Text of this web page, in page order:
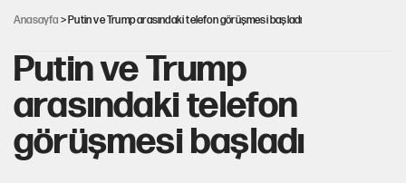
Anasayfa > Putin ve Trump arasındaki telefon görüşmesi başladı
Putin ve Trump
arasındaki telefon
görüşmesi başladı